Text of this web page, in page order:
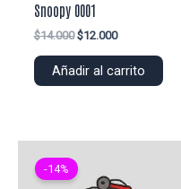
Snoopy 0001
$14.000 El
original
$12.000El
actual
Añadir al carrito
-14%